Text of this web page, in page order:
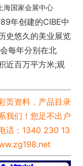
上海国家会展中心
年创建的CIBE中
史悠久的美业展览
每年分别在北
近百万平方米;观
页资料，产品目录
我们！您足不出户
话：1340 230 13